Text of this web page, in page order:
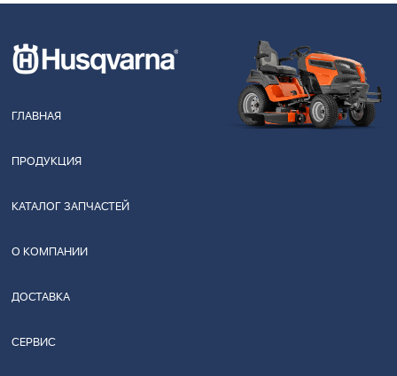
ГЛАВНАЯ
ПРОДУКЦИЯ
КАТАЛОГ ЗАПЧАСТЕЙ
О КОМПАНИИ
ДОСТАВКА
СЕРВИС